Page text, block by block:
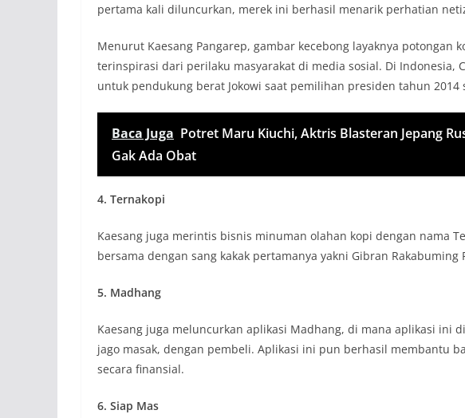
pertama kali diluncurkan, merek ini berhasil menarik perhatian
Menurut Kaesang Pangarep, gambar kecebong layaknya potongan
terinspirasi dari perilaku masyarakat di media sosial. Di Indonesia,
untuk pendukung berat Jokowi saat pemilihan presiden tahun 2014
Baca Juga Potret Maru Kiuchi, Aktris Blasteran Jepang
Gak Ada Obat
4. Ternakopi
Kaesang juga merintis bisnis minuman olahan kopi dengan nama
bersama dengan sang kakak pertamanya yakni Gibran Rakabuming
5. Madhang
Kaesang juga meluncurkan aplikasi Madhang, di mana aplikasi ini
jago masak, dengan pembeli. Aplikasi ini pun berhasil membantu
secara finansial.
6. Siap Mas